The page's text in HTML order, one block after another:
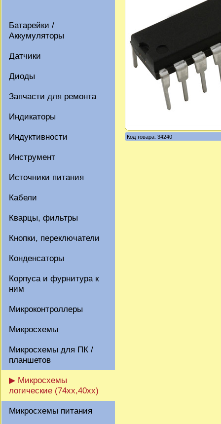
Батарейки /
Аккумуляторы
Датчики
Диоды
Запчасти для ремонта
Индикаторы
Индуктивности
Инструмент
Источники питания
Кабели
Кварцы, фильтры
Кнопки, переключатели
Конденсаторы
Корпуса и фурнитура к
ним
Микроконтроллеры
Микросхемы
Микросхемы для ПК /
планшетов
▶ Микросхемы
логические (74xx,40xx)
Микросхемы питания
Код товара: 34240